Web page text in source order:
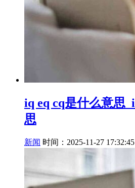
iq eq cq是什么意思
思
新闻 时间：2025-11-27 17:32:45